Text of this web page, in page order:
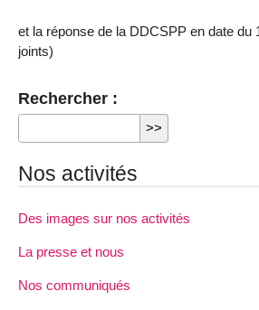
et la réponse de la DDCSPP en date du
joints)
Rechercher :
Nos activités
Des images sur nos activités
La presse et nous
Nos communiqués